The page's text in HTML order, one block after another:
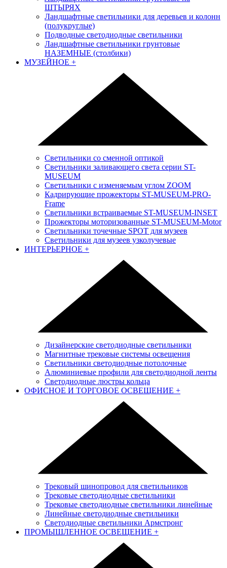
ШТЫРЯХ
Ландшафтные светильники для деревьев и колонн
(полукруглые)
Подводные светодиодные светильники
Ландшафтные светильники грунтовые
НАЗЕМНЫЕ (столбики)
МУЗЕЙНОЕ +
Светильники со сменной оптикой
Светильники заливающего света серии ST-
MUSEUM
Светильники с изменяемым углом ZOOM
Кадрирующие прожекторы ST-MUSEUM-PRO-
Frame
Светильники встраиваемые ST-MUSEUM-INSET
Прожекторы моторизованные ST-MUSEUM-Motor
Светильники точечные SPOT для музеев
Светильники для музеев узколучевые
ИНТЕРЬЕРНОЕ +
Дизайнерские светодиодные светильники
Магнитные трековые системы освещения
Светильники светодиодные потолочные
Алюминиевые профили для светодиодной ленты
Светодиодные люстры кольца
ОФИСНОЕ И ТОРГОВОЕ ОСВЕЩЕНИЕ +
Трековый шинопровод для светильников
Трековые светодиодные светильники
Трековые светодиодные светильники линейные
Линейные светодиодные светильники
Светодиодные светильники Армстронг
ПРОМЫШЛЕННОЕ ОСВЕЩЕНИЕ +